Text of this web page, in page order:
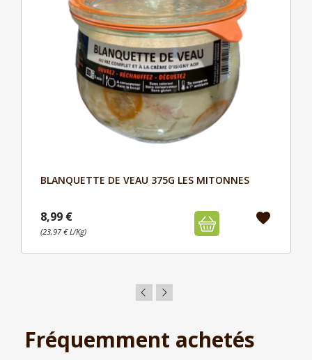
Aperçu
BLANQUETTE DE VEAU 375G LES MITONNES
8,99 €
(23,97 € L/Kg)
favorite
Fréquemment achetés